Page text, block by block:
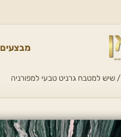
מבצעים
/ שיש למטבח גרניט טבעי למפורניה